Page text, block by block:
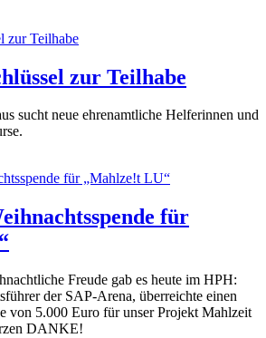
zur Teilhabe
sucht neue ehrenamtliche Helferinnen und
für
Freude gab es heute im HPH:
der SAP-Arena, überreichte einen
von 5.000 Euro für unser Projekt Mahlzeit
DANKE!